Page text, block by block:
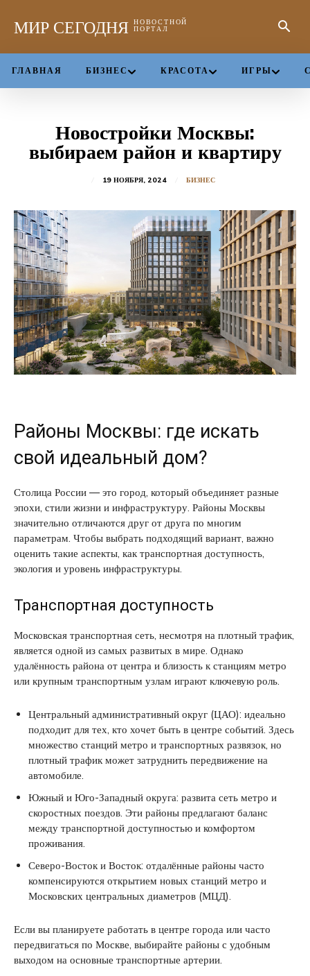
МИР СЕГОДНЯ НОВОСТНОЙ
ПОРТАЛ
ГЛАВНАЯ БИЗНЕС КРАСОТА ИГРЫ
Новостройки Москвы:
выбираем район и квартиру
19 НОЯБРЯ, 2024 БИЗНЕС
Районы Москвы: где искать
свой идеальный дом?
Столица России — это город, который объединяет разные
эпохи, стили жизни и инфраструктуру. Районы Москвы
значительно отличаются друг от друга по многим
параметрам. Чтобы выбрать подходящий вариант, важно
оценить такие аспекты, как транспортная доступность,
экология и уровень инфраструктуры.
Транспортная доступность
Московская транспортная сеть, несмотря на плотный трафик,
является одной из самых развитых в мире. Однако
удалённость района от центра и близость к станциям метро
или крупным транспортным узлам играют ключевую роль.
Центральный административный округ (ЦАО): идеально
подходит для тех, кто хочет быть в центре событий. Здесь
множество станций метро и транспортных развязок, но
плотный трафик может затруднить передвижение на
автомобиле.
Южный и Юго-Западный округа: развита сеть метро и
скоростных поездов. Эти районы предлагают баланс
между транспортной доступностью и комфортом
проживания.
Северо-Восток и Восток: отдалённые районы часто
компенсируются открытием новых станций метро и
Московских центральных диаметров (МЦД).
Если вы планируете работать в центре города или часто
передвигаться по Москве, выбирайте районы с удобным
выходом на основные транспортные артерии.